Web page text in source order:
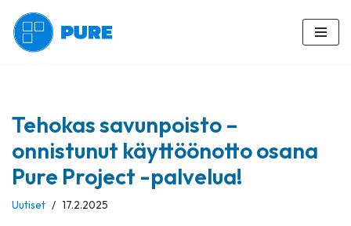
Siirry
Tehokas savunpoisto –
onnistunut käyttöönotto osana
Pure Project -palvelua!
Uutiset 17.2.2025